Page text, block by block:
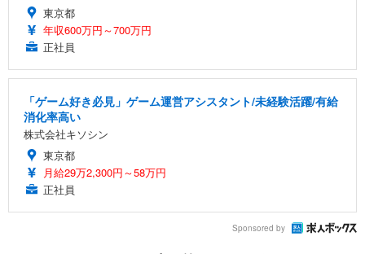
東京都
年収600万円～700万円
正社員
「ゲーム好き必見」ゲーム運営アシスタント/未経験活躍/有給
消化率高い
株式会社キソシン
東京都
月給29万2,300円～58万円
正社員
Sponsored by